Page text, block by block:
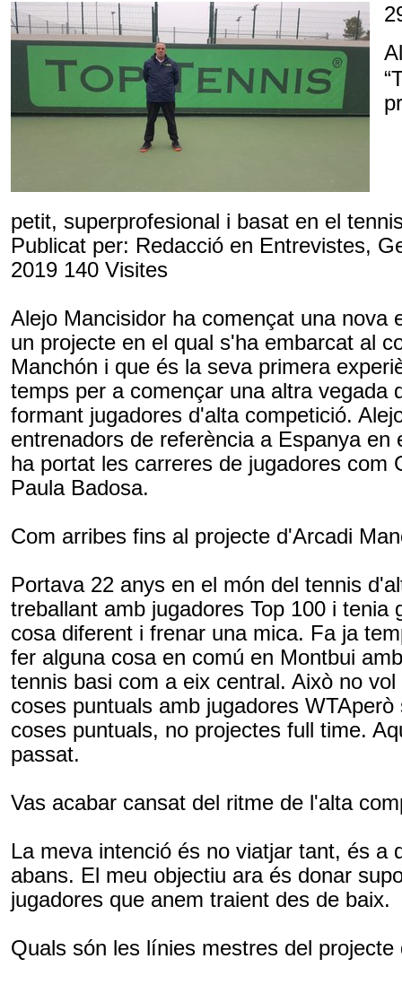
“
petit, superprofesional i basat en el
Publicat per: Redacció en Entrevistes,
2019 140 Visites
Alejo Mancisidorha començat una nova
un projecte en el qual s'ha embarcat al
Manchón i que és la seva primera
temps per a començar una altra vegada
formant jugadores d'alta competició.
entrenadors de referència a Espanya en
ha portat les carreres de jugadores com
Paula Badosa.
Com arribes fins al projecte d'Arcadi
Portava 22 anys en el món del tennis
treballant amb jugadores Top100 i tenia
cosa diferent i frenar una mica. Fa ja
fer alguna cosa en comú en Montbui
tennis basi com a eix central. Això no
coses puntuals amb jugadores WTAperò
coses puntuals, no projectes full time.
passat.
Vas acabar cansat del ritme de l'alta
La meva intenció és no viatjar tant, és a
abans. El meu objectiu ara és donar
jugadores que anem traient des de baix.
Quals són les línies mestres del